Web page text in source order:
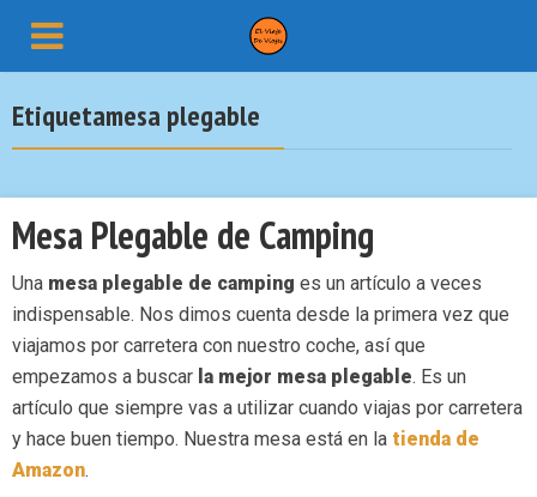
Etiquetamesa plegable
Mesa Plegable de Camping
Una mesa plegable de camping es un artículo a veces
indispensable. Nos dimos cuenta desde la primera vez que
viajamos por carretera con nuestro coche, así que
empezamos a buscar la mejor mesa plegable. Es un
artículo que siempre vas a utilizar cuando viajas por carretera
y hace buen tiempo. Nuestra mesa está en la tienda de
Amazon.